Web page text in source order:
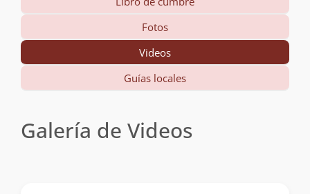
Fotos
Videos
Guías locales
Galería de Videos